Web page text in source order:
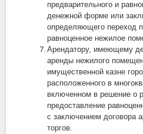
предварительного и
денежной форме или
определяющего переход
равноценное нежилое
Арендатору, имеющему
аренды нежилого
имущественной казне
расположенного в
включенном в решение о
предоставление
с заключением договора
торгов.